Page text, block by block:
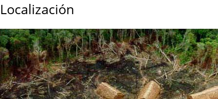
Localización